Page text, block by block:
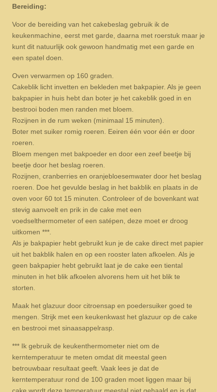
Bereiding:
Voor de bereiding van het cakebeslag gebruik ik de
keukenmachine, eerst met garde, daarna met roerstuk maar je
kunt dit natuurlijk ook gewoon handmatig met een garde en
een spatel doen.
Oven verwarmen op 160 graden.
Cakeblik licht invetten en bekleden met bakpapier. Als je geen
bakpapier in huis hebt dan boter je het cakeblik goed in en
bestrooi boden men randen met bloem.
Rozijnen in de rum weken (minimaal 15 minuten).
Boter met suiker romig roeren. Eeiren één voor één er door
roeren.
Bloem mengen met bakpoeder en door een zeef beetje bij
beetje door het beslag roeren.
Rozijnen, cranberries en oranjebloesemwater door het beslag
roeren. Doe het gevulde beslag in het bakblik en plaats in de
oven voor 60 tot 15 minuten. Controleer of de bovenkant wat
stevig aanvoelt en prik in de cake met een
voedselthermometer of een satépen, deze moet er droog
uitkomen ***.
Als je bakpapier hebt gebruikt kun je de cake direct met papier
uit het bakblik halen en op een rooster laten afkoelen. Als je
geen bakpapier hebt gebruikt laat je de cake een tiental
minuten in het blik afkoelen alvorens hem uit het blik te
storten.
Maak het glazuur door citroensap en poedersuiker goed te
mengen. Strijk met een keukenkwast het glazuur op de cake
en bestrooi met sinaasappelrasp.
*** Ik gebruik de keukenthermometer niet om de
kerntemperatuur te meten omdat dit meestal geen
betrouwbaar resultaat geeft. Vaak lees je dat de
kerntemperatuur rond de 100 graden moet liggen maar bij